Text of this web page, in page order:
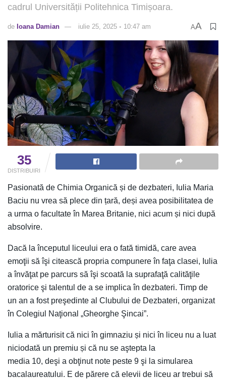
cadrul Universității Politehnica Timișoara.
de Ioana Damian iulie 25, 2025 ◦ 10:47 am AA
35
DISTRIBUIRI
Pasionată de Chimia Organică și de dezbateri, Iulia Maria
Baciu nu vrea să plece din țară, deși avea posibilitatea de
a urma o facultate în Marea Britanie, nici acum și nici după
absolvire.
Dacă la începutul liceului era o fată timidă, care avea
emoţii să îşi citească propria compunere în faţa clasei, Iulia
a învăţat pe parcurs să îşi scoată la suprafaţă calităţile
oratorice şi talentul de a se implica în dezbateri. Timp de
un an a fost preşedinte al Clubului de Dezbateri, organizat
în Colegiul Naţional „Gheorghe Şincai”.
Iulia a mărturisit că nici în gimnaziu și nici în liceu nu a luat
niciodată un premiu și că nu se aştepta la
media 10, deşi a obţinut note peste 9 şi la simularea
bacalaureatului. E de părere că elevii de liceu ar trebui să